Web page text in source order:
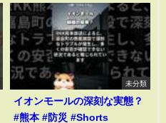
未分類
イオンモールの深刻な実態？
#熊本 #防災 #Shorts